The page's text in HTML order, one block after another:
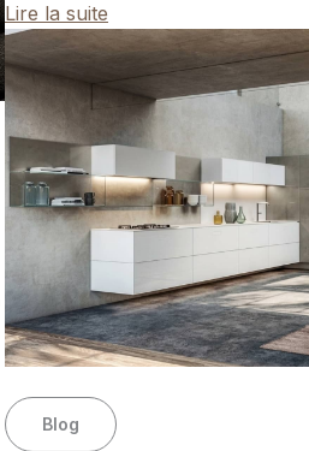
Lire la suite
Blog